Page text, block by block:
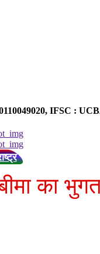
IFSC :
का